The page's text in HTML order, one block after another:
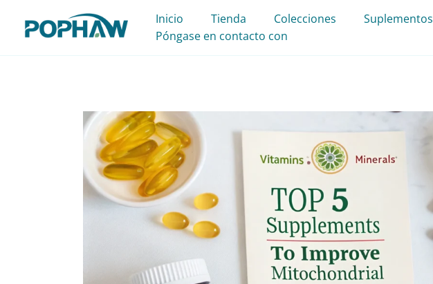
contenido
Inicio Tienda Colecciones Suplementos
Póngase en contacto con